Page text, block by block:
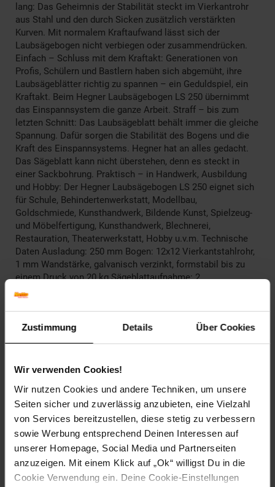
Zustimmung Details Über Cookies
Wir verwenden Cookies!
Wir nutzen Cookies und andere Techniken, um unsere
Seiten sicher und zuverlässig anzubieten, eine Vielzahl
von Services bereitzustellen, diese stetig zu verbessern
sowie Werbung entsprechend Deinen Interessen auf
unserer Homepage, Social Media und Partnerseiten
anzuzeigen. Mit einem Klick auf „Ok“ willigst Du in die
Cookie Verwendung ein. Deine Cookie-Einstellungen
lang: Das Geheimnis der Stabilität steckt im Vierkantrohr
aus Stahl und den durch Sicken zusätzlich verstärkten
Kurven. Mit normalem Kraftaufwand lässt sich der
Laubsägebogen nicht verbiegen oder zusammendrücken.
Einfach – Schluss mit dem Kraftakt: Generationen von
Profis, Schülern und Bastlern haben sich abgemüht, ihre
Laubsägeblätter richtig zu spannen – ein Geduldspiel, ein
Kraftakt. Beim Hegner Laubsägebogen LS 250 übernimmt
das Einspannsystem die ganze Arbeit. Straff – bis zum
letzten Schnitt: Das Laubsägeblatt behält immer die gleiche
Spannung. Dafür sorgen die Stabilität des Bogens und die
Kraft des Einspannsystems. Hegner hat an alles gedacht.
Das Sägeblatt kann nicht überstehen, denn es steckt in
einer Sackbohrung. Praktisch – in Handwerk, Ausbildung
und Hobby: Der Hegner Laubsägebogen LS 250 eignet sich
für Schule, Behindertenwerkstatt, Modellbau,
Goldschmiede, Kunsthandwerk, Bildende Kunst, Spielzeug-
und Möbelfertigung, Kunsthandwerk, Blechnerei,
Restauration, Theaterwerkstatt, Hobby u.v.m. Technische
Daten Ausladung: 250 mm Bogen: 12x12 Vierkantstahlrohr,
1 mm Wandstärke, galvanisch verzinkt, formstabil bis zu
einem Druck von 20 kg Sägeblattaufnahme: 2
auswechselbare Klemmblöcke mit Bohrung,
Randelmutter Griff: starr mit Bogen verbunden Lieferumfang
1x Laugsägebogen
Nicht für Kinder unter 6 Jahren geeignet. Nur unter Aufsicht
Artikelnummer: 2806625000
EAN: 4033192005955
Artikel gehört zur Kategorie:Weiteres Werkzeug